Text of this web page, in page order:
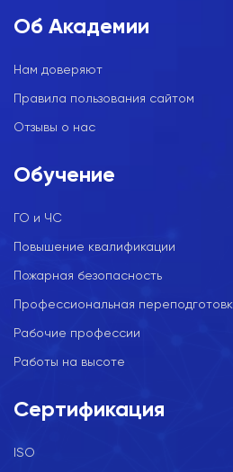
Об Академии
Нам доверяют
Правила пользования сайтом
Отзывы о нас
Обучение
ГО и ЧС
Повышение квалификации
Пожарная безопасность
Профессиональная
Рабочие профессии
Работы на высоте
Сертификация
ISO